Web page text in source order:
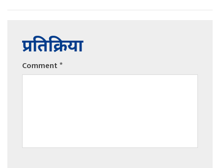
प्रतिक्रिया
Comment*